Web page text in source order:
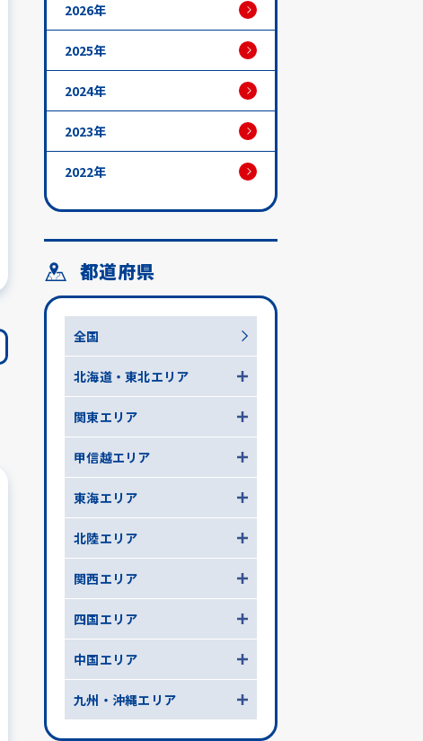
2026年
2025年
2024年
2023年
2022年
都道府県
全国
北海道・東北エリア
関東エリア
甲信越エリア
東海エリア
北陸エリア
関西エリア
四国エリア
中国エリア
九州・沖縄エリア